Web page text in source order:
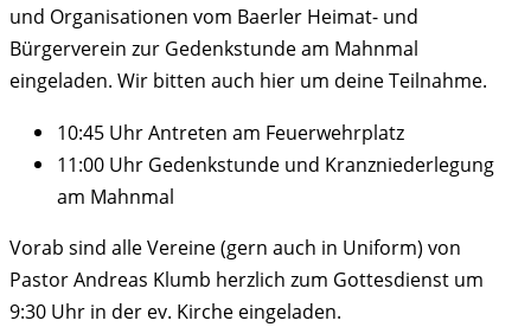
und Organisationen vom Baerler Heimat- und
Bürgerverein zur Gedenkstunde am Mahnmal
eingeladen. Wir bitten auch hier um deine Teilnahme.
10:45 Uhr Antreten am Feuerwehrplatz
11:00 Uhr Gedenkstunde und Kranzniederlegung
am Mahnmal
Vorab sind alle Vereine (gern auch in Uniform) von
Pastor Andreas Klumb herzlich zum Gottesdienst um
9:30 Uhr in der ev. Kirche eingeladen.